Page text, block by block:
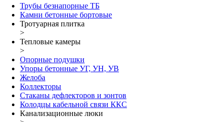
Трубы безнапорные ТБ
Камни бетонные бортовые
Тротуарная плитка
>
Тепловые камеры
>
Опорные подушки
Упоры бетонные УГ, УН, УВ
Желоба
Коллекторы
Стаканы дефлекторов и зонтов
Колодцы кабельной связи ККС
Канализационные люки